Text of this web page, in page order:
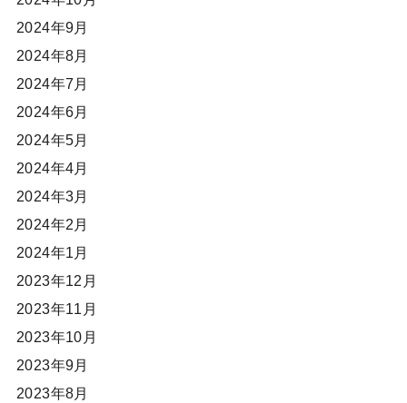
2024年9月
2024年8月
2024年7月
2024年6月
2024年5月
2024年4月
2024年3月
2024年2月
2024年1月
2023年12月
2023年11月
2023年10月
2023年9月
2023年8月